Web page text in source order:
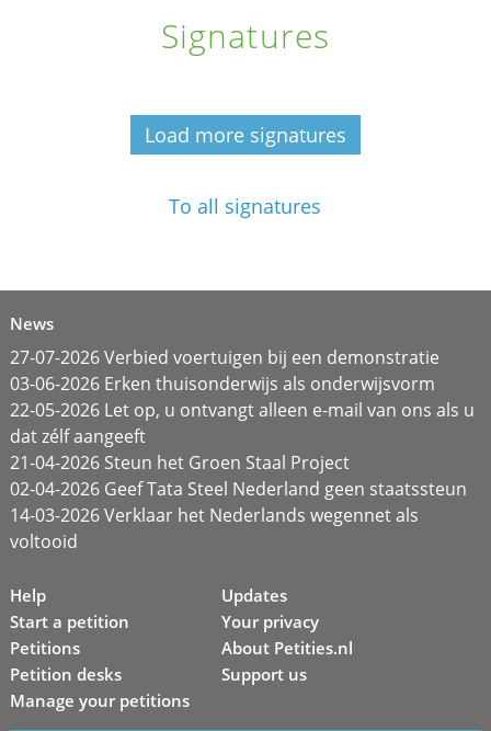
Signatures
Load more signatures
To all signatures
News
27-07-2026 Verbied voertuigen bij een demonstratie
03-06-2026 Erken thuisonderwijs als onderwijsvorm
22-05-2026 Let op, u ontvangt alleen e-mail van ons als u
dat zélf aangeeft
21-04-2026 Steun het Groen Staal Project
02-04-2026 Geef Tata Steel Nederland geen staatssteun
14-03-2026 Verklaar het Nederlands wegennet als
voltooid
Help
Start a petition
Petitions
Petition desks
Manage your petitions
Updates
Your privacy
About Petities.nl
Support us